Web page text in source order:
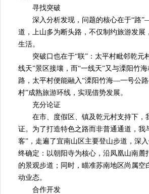
寻找突破
深入分析发现，问题的核心在于“路
道，上山多为断头路，不仅制约旅游发展
生活。
突破口也在于“联”：太平村毗邻乾元
线天”景区接壤，而“一线天”又与溧阳竹
路，太平村便能融入“溧阳竹海—一号公
村”成熟旅游环线，实现借势发展。
充分论证
在市、度假区、镇及乾元村支持下，
证。为了打造特色之路而非普通通道，我
客”，走遍了宜南山区主要登山步道，深
终确定：以朝阳寺为核心，沿凤凰山南麓
的景观步道；同时，瞄准苏南地区尚属空
动业态。
合作开发